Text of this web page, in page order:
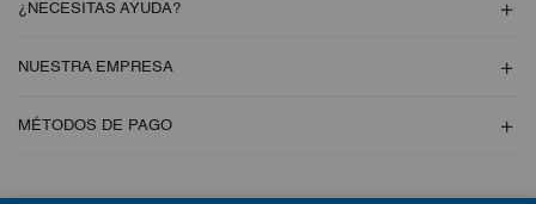
¿NECESITAS AYUDA?
NUESTRA EMPRESA
MÉTODOS DE PAGO